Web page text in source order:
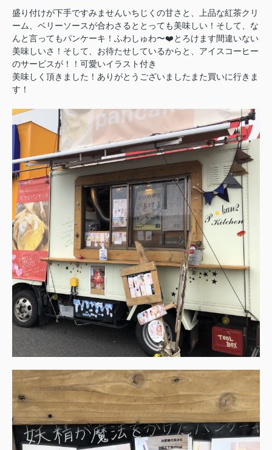
盛り付けが下手ですみませんいちじくの甘さと、上品な紅茶クリ
ーム、ベリーソースが合わさるととっても美味しい！そして、な
んと言ってもパンケーキ！ふわしゅわ〜❤️とろけます間違いない
美味しいさ！ そして、お待たせしているからと、アイスコーヒー
のサービスが！！可愛いイラスト付き
美味しく頂きました！ありがとうございましたまた買いに行きま
す！